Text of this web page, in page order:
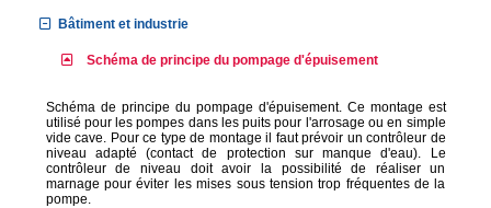
Bâtiment et industrie
Schéma de principe du pompage d'épuisement
Schéma de principe du pompage d'épuisement. Ce montage est
utilisé pour les pompes dans les puits pour l'arrosage ou en simple
vide cave. Pour ce type de montage il faut prévoir un contrôleur de
niveau adapté (contact de protection sur manque d'eau). Le
contrôleur de niveau doit avoir la possibilité de réaliser un
marnage pour éviter les mises sous tension trop fréquentes de la
pompe.